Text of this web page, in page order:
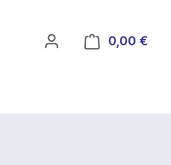
0,00 €